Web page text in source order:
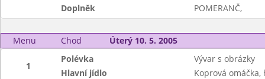
Doplněk
POMERANČ,
Menu Chod Úterý 10. 5. 2005
1
Polévka
Vývar s obrázky
Hlavní jídlo
Koprová